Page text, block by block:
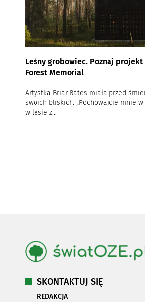
Leśny grobowiec. Poznaj
Forest Memorial
Artystka Briar Bates miała przed
swoich bliskich: „Pochowajcie mnie w
w lesie z...
SKONTAKTUJ SIĘ
REDAKCJA